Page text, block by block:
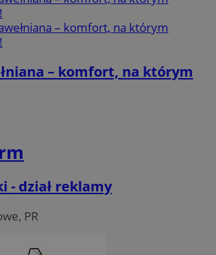
– komfort, na którym
- dział reklamy
PR